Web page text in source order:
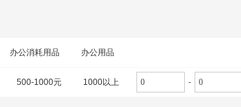
办公消耗用品 办公用品
500-1000元 1000以上 -